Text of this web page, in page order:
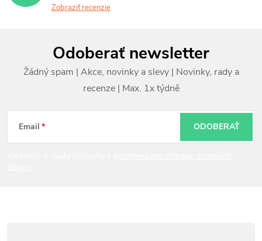
Zobraziť recenzie
ä
Odoberať newsletter
Email ODOBERAŤ